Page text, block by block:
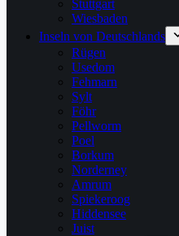
Stuttgart
Wiesbaden
Inseln von Deutschlands
Rügen
Usedom
Fehmarn
Sylt
Föhr
Pellworm
Poel
Borkum
Norderney
Amrum
Spiekeroog
Hiddensee
Juist